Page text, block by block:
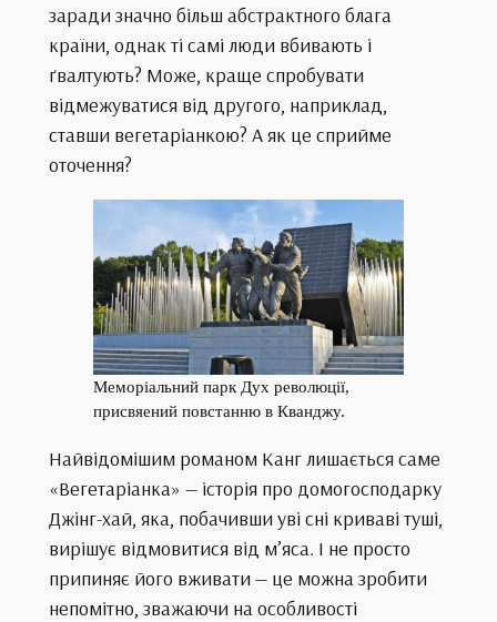
заради значно більш абстрактного блага
країни, однак ті самі люди вбивають і
ґвалтують? Може, краще спробувати
відмежуватися від другого, наприклад,
ставши вегетаріанкою? А як це сприйме
оточення?
Меморіальний парк Дух революції,
присвяений повстанню в Кванджу.
Найвідомішим романом Канг лишається саме
«Вегетаріанка» — історія про домогосподарку
Джінг-хай, яка, побачивши уві сні криваві туші,
вирішує відмовитися від м’яса. І не просто
припиняє його вживати — це можна зробити
непомітно, зважаючи на особливості